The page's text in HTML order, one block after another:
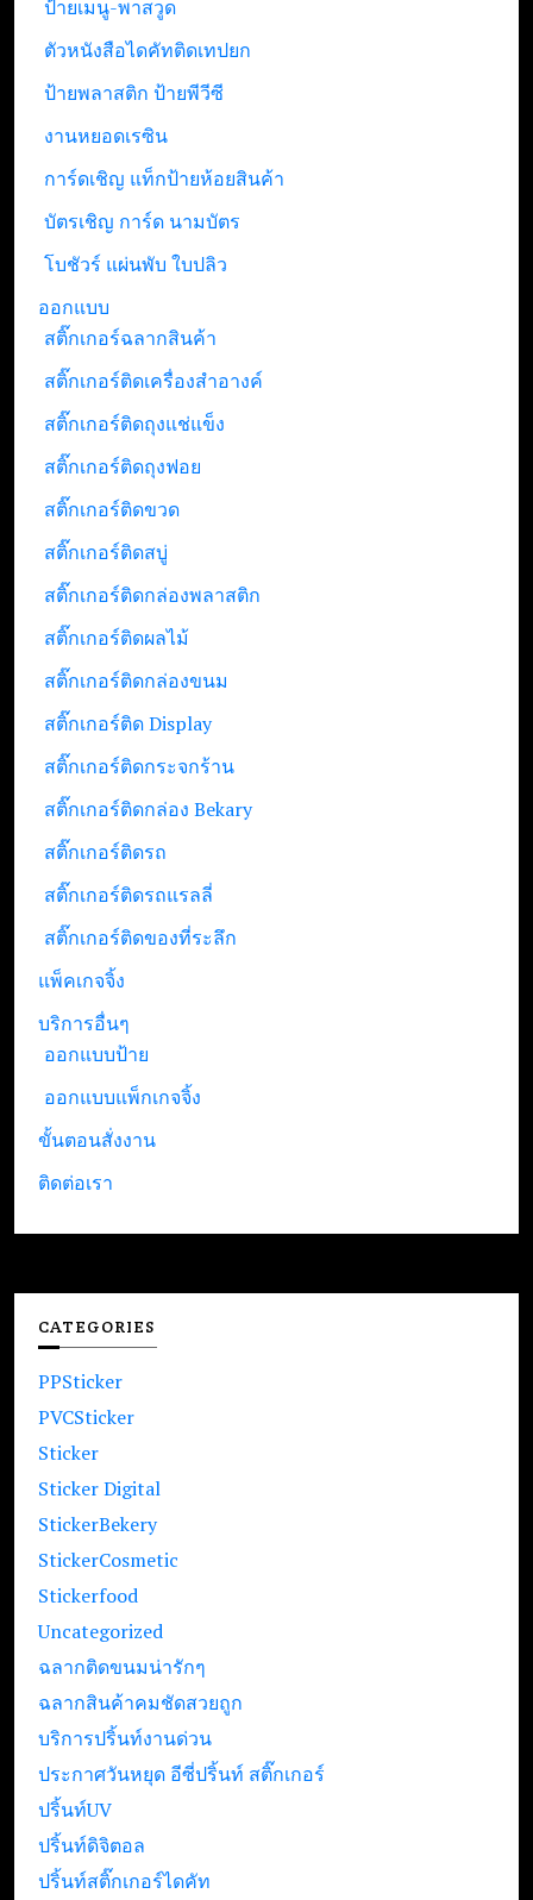
ป้ายเมนู-พาสวูด
ตัวหนังสือไดคัทติดเทปยก
ป้ายพลาสติก ป้ายพีวีซี
งานหยอดเรซิน
การ์ดเชิญ แท็กป้ายห้อยสินค้า
บัตรเชิญ การ์ด นามบัตร
โบชัวร์ แผ่นพับ ใบปลิว
ออกแบบ
สติ๊กเกอร์ฉลากสินค้า
สติ๊กเกอร์ติดเครื่องสำอางค์
สติ๊กเกอร์ติดถุงแช่แข็ง
สติ๊กเกอร์ติดถุงฟอย
สติ๊กเกอร์ติดขวด
สติ๊กเกอร์ติดสบู่
สติ๊กเกอร์ติดกล่องพลาสติก
สติ๊กเกอร์ติดผลไม้
สติ๊กเกอร์ติดกล่องขนม
สติ๊กเกอร์ติด Display
สติ๊กเกอร์ติดกระจกร้าน
สติ๊กเกอร์ติดกล่อง Bekary
สติ๊กเกอร์ติดรถ
สติ๊กเกอร์ติดรถแรลลี่
สติ๊กเกอร์ติดของที่ระลึก
แพ็คเกจจิ้ง
บริการอื่นๆ
ออกแบบป้าย
ออกแบบแพ็กเกจจิ้ง
ขั้นตอนสั่งงาน
ติดต่อเรา
CATEGORIES
PPSticker
PVCSticker
Sticker
Sticker Digital
StickerBekery
StickerCosmetic
Stickerfood
Uncategorized
ฉลากติดขนมน่ารักๆ
ฉลากสินค้าคมชัดสวยถูก
บริการปริ้นท์งานด่วน
ประกาศวันหยุด อีซี่ปริ้นท์ สติ๊กเกอร์
ปริ้นท์UV
ปริ้นท์ดิจิตอล
ปริ้นท์สติ๊กเกอร์ไดคัท